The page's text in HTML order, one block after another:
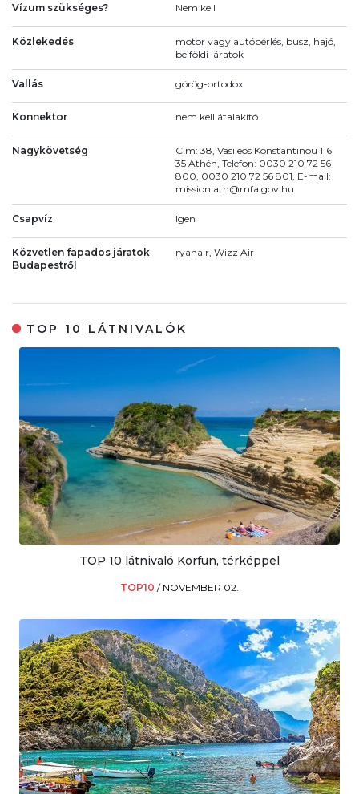
Vízum szükséges? Nem kell
Közlekedés
motor vagy autóbérlés, busz, hajó,
belföldi járatok
Vallás görög-ortodox
Konnektor nem kell átalakító
Nagykövetség
Cím: 38, Vasileos Konstantinou 116
35 Athén, Telefon: 0030 210 72 56
800, 0030 210 72 56 801, E-mail:
mission.ath@mfa.gov.hu
Csapvíz Igen
Közvetlen fapados járatok
Budapestről
ryanair, Wizz Air
TOP 10 LÁTNIVALÓK
TOP 10 látnivaló Korfun, térképpel
TOP10 / NOVEMBER 02.